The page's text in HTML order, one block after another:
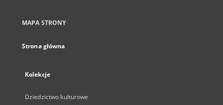
MAPA STRONY
Strona główna
Kolekcje
Dziedzictwo kulturowe